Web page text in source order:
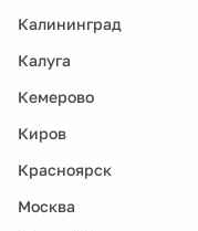
Калининград
Калуга
Кемерово
Киров
Красноярск
Москва